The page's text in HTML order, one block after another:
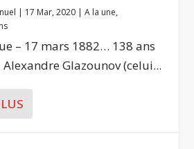
| 17 Mar, 2020 |A la une,
– 17 mars 1882… 138 ans
Glazounov (celui...